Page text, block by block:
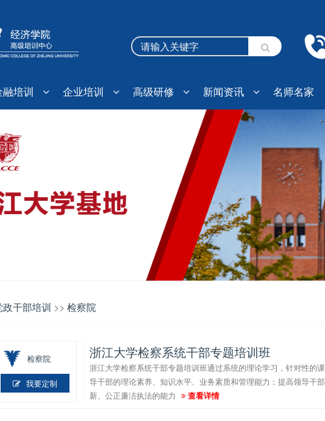
融培训 企业培训 高级研修 新闻资讯 名师名家
政干部培训 >> 检察院
检察院
我要定制
浙江大学检察系统干部专题培训班
浙江大学检察系统干部专题培训班通过系统的理论学习，针对性的
导干部的理论素养、知识水平、业务素质和管理能力；提高领导干
新、公正廉洁执法的能力
查看详情